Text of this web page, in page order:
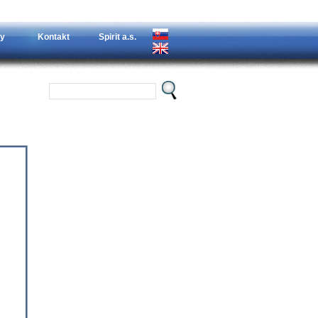
Kontakt Spirit a.s.